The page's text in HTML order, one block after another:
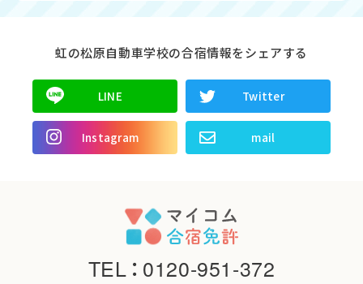
虹の松原自動車学校の合宿情報をシェアする
LINE Twitter
Instagram mail
TEL：0120-951-372